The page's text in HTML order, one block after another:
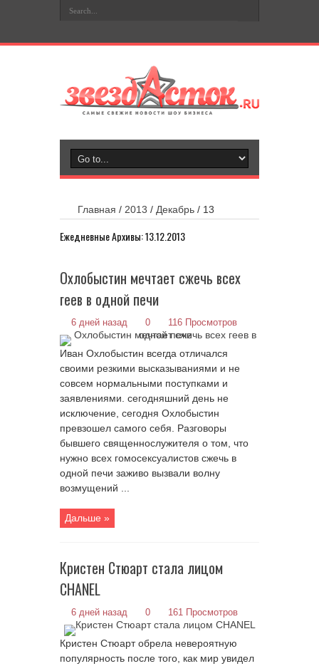
Главная / 2013 / Декабрь / 13
Ежедневные Архивы:13.12.2013
Охлобыстин мечтает сжечь всех
геев в одной печи
6 дней назад 0 116 Просмотров
Иван Охлобыстин всегда отличался
своими резкими высказываниями и не
совсем нормальными поступками и
заявлениями. сегодняшний день не
исключение, сегодня Охлобыстин
превзошел самого себя. Разговоры
бывшего священнослужителя о том, что
нужно всех гомосексуалистов сжечь в
одной печи заживо вызвали волну
возмущений ...
Дальше »
Кристен Стюарт стала лицом
CHANEL
6 дней назад 0 161 Просмотров
Кристен Стюарт обрела невероятную
популярность после того, как мир увидел